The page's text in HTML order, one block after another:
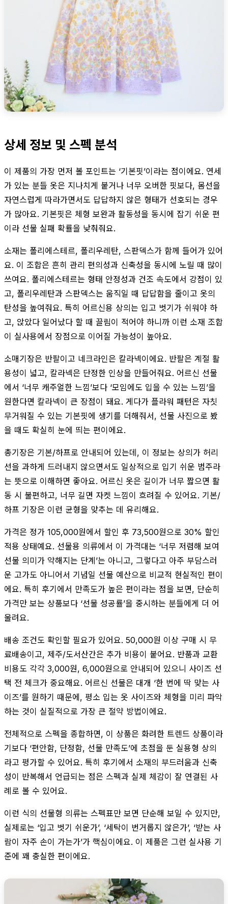
상세 정보 및 스펙 분석
이 제품의 가장 먼저 볼 포인트는 ‘기본핏’이라는 점이에요. 연세
가 있는 분들 옷은 지나치게 붙거나 너무 오버한 핏보다, 몸선을
자연스럽게 따라가면서도 답답하지 않은 형태가 선호되는 경우
가 많아요. 기본핏은 체형 보완과 활동성을 동시에 잡기 쉬운 편
이라 선물 실패 확률을 낮춰줘요.
소재는 폴리에스테르, 폴리우레탄, 스판덱스가 함께 들어가 있어
요. 이 조합은 흔히 관리 편의성과 신축성을 동시에 노릴 때 많이
쓰여요. 폴리에스테르는 형태 안정성과 건조 속도에서 강점이 있
고, 폴리우레탄과 스판덱스는 움직일 때 답답함을 줄이고 옷의
탄성을 높여줘요. 특히 어르신용 상의는 입고 벗기가 쉬워야 하
고, 앉았다 일어났다 할 때 끌림이 적어야 하니까 이런 소재 조합
이 실사용에서 장점으로 이어질 가능성이 높아요.
소매기장은 반팔이고 네크라인은 칼라넥이에요. 반팔은 계절 활
용성이 넓고, 칼라넥은 단정한 인상을 만들어줘요. 어르신 선물
에서 ‘너무 캐주얼한 느낌’보다 ‘모임에도 입을 수 있는 느낌’을
원한다면 칼라넥이 큰 장점이 돼요. 게다가 플라워 패턴은 자칫
무거워질 수 있는 기본핏에 생기를 더해줘서, 선물 사진으로 봤
을 때도 확실히 눈에 띄는 편이에요.
총기장은 기본/하프로 안내되어 있는데, 이 정보는 상의가 허리
선을 과하게 드러내지 않으면서도 일상적으로 입기 쉬운 범주라
는 뜻으로 이해하면 좋아요. 어르신 옷은 길이가 너무 짧으면 활
동 시 불편하고, 너무 길면 자켓 느낌이 흐려질 수 있어요. 기본/
하프 기장은 이런 균형을 맞추는 데 유리해요.
가격은 정가 105,000원에서 할인 후 73,500원으로 30% 할인
적용 상태예요. 선물용 의류에서 이 가격대는 ‘너무 저렴해 보여
선물 의미가 약해지는 단계’는 아니고, 그렇다고 아주 부담스러
운 고가도 아니어서 기념일 선물 예산으로 비교적 현실적인 편이
에요. 특히 후기에서 만족도가 높은 편이라는 점을 보면, 단순히
가격만 보는 상품보다 ‘선물 성공률’을 중시하는 분들에게 더 어
울려요.
배송 조건도 확인할 필요가 있어요. 50,000원 이상 구매 시 무
료배송이고, 제주/도서산간은 추가 비용이 붙어요. 반품과 교환
비용도 각각 3,000원, 6,000원으로 안내되어 있으니 사이즈 선
택 전 체크가 중요해요. 어르신 선물은 대개 ‘한 번에 딱 맞는 사
이즈’를 원하기 때문에, 평소 입는 옷 사이즈와 체형을 미리 파악
하는 것이 실질적으로 가장 큰 절약 방법이에요.
전체적으로 스펙을 종합하면, 이 상품은 화려한 트렌드 상품이라
기보다 ‘편안함, 단정함, 선물 만족도’에 초점을 둔 실용형 상의
라고 평가할 수 있어요. 특히 후기에서 소재의 부드러움과 신축
성이 반복해서 언급되는 점은 스펙과 실제 체감이 잘 연결된 사
례로 볼 수 있어요.
이런 식의 선물형 의류는 스펙표만 보면 단순해 보일 수 있지만,
실제로는 ‘입고 벗기 쉬운가’, ‘세탁이 번거롭지 않은가’, ‘받는 사
람이 자주 손이 가는가’가 핵심이에요. 이 제품은 그런 실사용 기
준에 꽤 충실한 편이에요.